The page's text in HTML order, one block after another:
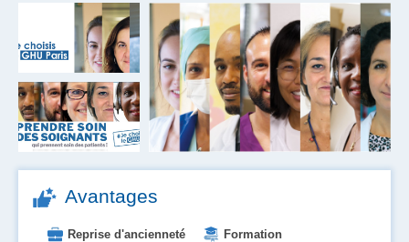
Avantages
Reprise d'ancienneté
Formation